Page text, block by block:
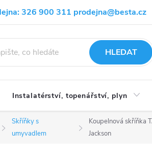
326 900 311 prodejna@besta.cz
podmínky Ochrana osobních údajů
HLEDAT
Instalatérství, topenářství, plyn
Skříňky s
umyvadlem
Koupelnová skříňka
Jackson